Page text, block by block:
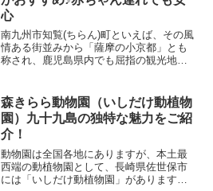
心
南九州市知覧(ちらん)町といえば、その風
情ある街並みから「薩摩の小京都」とも
称され、鹿児島県内でも屈指の観光地で
も入りやすいお店はあるのかなぁ。赤ち
ゃんと一緒にお出かけ...
森きらら動物園（いしだけ動植物
園）九十九島の独特な魅力をご紹
介！
動物園は全国各地にありますが、本土最
西端の動植物園として、長崎県佐世保市
には「いしだけ動植物園」があります。